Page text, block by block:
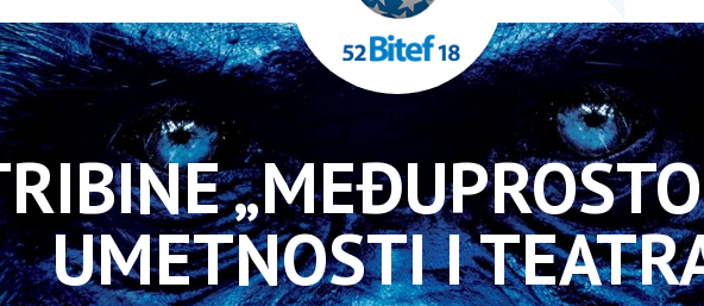
UMETNOSTI I